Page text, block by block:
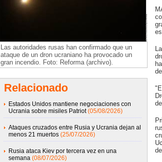
Las autoridades rusas han confirmado que un
ataque de un dron ucraniano ha provocado un
gran incendio. Foto: Reforma (archivo).
Relacionado
Estados Unidos mantiene negociaciones con
Ucrania sobre misiles Patriot (05/08/2026)
Ataques cruzados entre Rusia y Ucrania dejan al
menos 21 muertos (25/07/2026)
Rusia ataca Kiev por tercera vez en una
semana (08/07/2026)